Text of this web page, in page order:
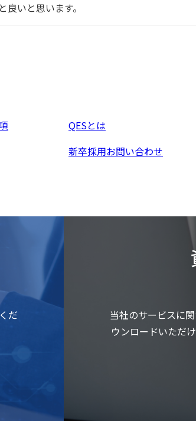
いと思います。
QESとは
新卒採用お問い合わせ
だ
当社のサービスに
ウンロードいただ